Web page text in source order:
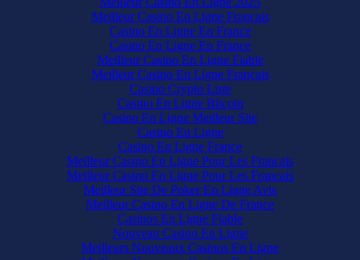
Meilleur Casino En Ligne Francais
Casino En Ligne En France
Casino En Ligne En France
Meilleur Casino En Ligne Fiable
Meilleur Casino En Ligne Français
Casino Crypto Liste
Casino En Ligne Bitcoin
Casino En Ligne Meilleur Site
Casino En Ligne
Casino En Ligne France
Meilleur Casino En Ligne Pour Les Francais
Meilleur Casino En Ligne Pour Les Francais
Meilleur Site De Poker En Ligne Avis
Meilleur Casino En Ligne De France
Casinos En Ligne Fiable
Nouveau Casino En Ligne
Meilleurs Nouveaux Casinos En Ligne